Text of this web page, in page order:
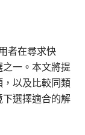
者在尋求快
一。本文將提
以及比較同類
選擇適合的解